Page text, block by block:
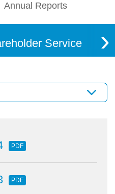
Annual Reports
Service ›
PDF
PDF